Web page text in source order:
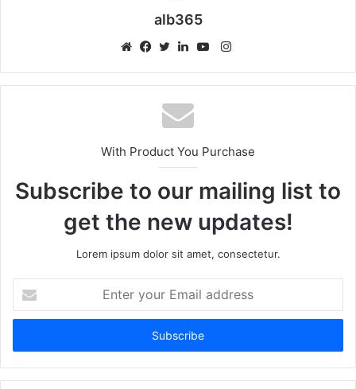
alb365
Instagram
With Product You Purchase
Subscribe to our mailing list to
get the new updates!
Lorem ipsum dolor sit amet, consectetur.
your
Email